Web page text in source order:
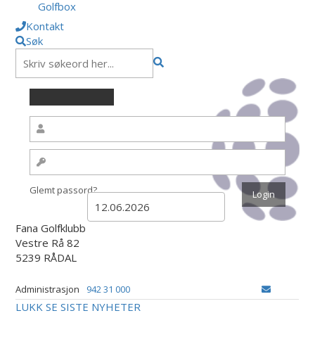
Golfbox
Kontakt
Søk
Glemt passord?
Fana Golfklubb
Vestre Rå 82
5239 RÅDAL
Administrasjon 942 31 000
LUKK SE SISTE NYHETER